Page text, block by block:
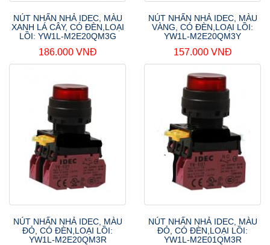
NÚT NHẤN NHẢ IDEC, MÀU
XANH LÁ CÂY, CÓ ĐÈN,LOẠI
LỒI: YW1L-M2E20QM3G
186.000 VNĐ
NÚT NHẤN NHẢ IDEC, MÀU
VÀNG, CÓ ĐÈN,LOẠI LỒI:
YW1L-M2E20QM3Y
157.000 VNĐ
NÚT NHẤN NHẢ IDEC, MÀU
ĐỎ, CÓ ĐÈN,LOẠI LỒI:
YW1L-M2E20QM3R
NÚT NHẤN NHẢ IDEC, MÀU
ĐỎ, CÓ ĐÈN,LOẠI LỒI:
YW1L-M2E01QM3R